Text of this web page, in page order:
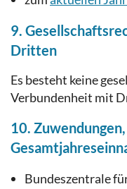
9.
Dritten
Es besteht keine
Verbundenheit mit
10.
Bundeszentrale